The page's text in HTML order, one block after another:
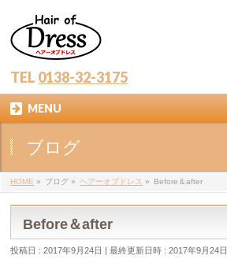
TEL 0138-32-3175
MENU
ブログ
HOME » ブログ » ヘアーオブドレス » Before＆after
Before＆after
投稿日 : 2017年9月24日 最終更新日時 : 2017年9月24日